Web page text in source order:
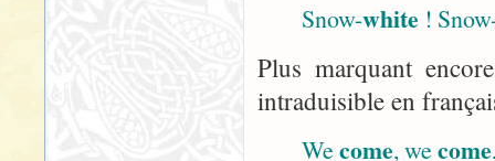
Snow-white !
Plus marquant
intraduisible en
We come, we come